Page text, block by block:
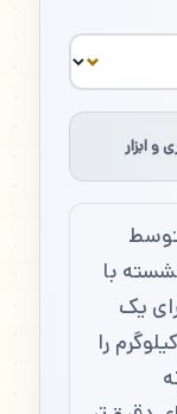
و ابزار
متوسط
با
را برای یک
تکرار بیشینه (۱RM) و حدود ۹۰ کیلوگرم را